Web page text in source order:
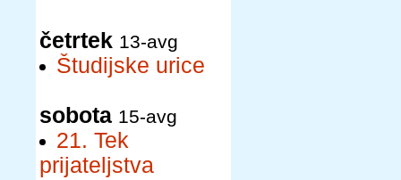
četrtek 13-avg
Študijske urice
sobota 15-avg
21. Tek
prijateljstva